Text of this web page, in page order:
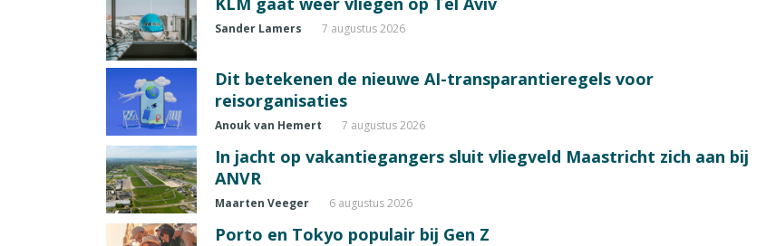
Sander Lamers 7 augustus 2026
Dit betekenen de nieuwe AI-transparantieregels voor
reisorganisaties
Anouk van Hemert 7 augustus 2026
In jacht op vakantiegangers sluit vliegveld Maastricht zich aan bij
ANVR
Maarten Veeger 6 augustus 2026
Porto en Tokyo populair bij Gen Z